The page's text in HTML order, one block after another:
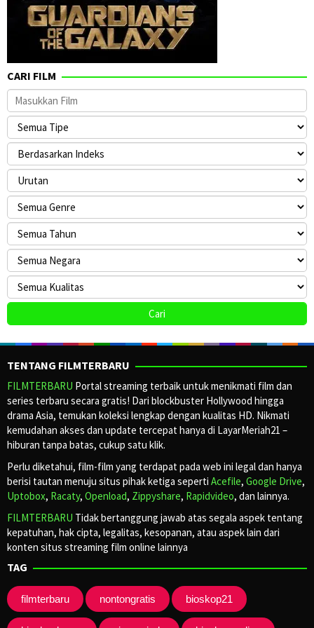
CARI FILM
TENTANG FILMTERBARU
FILMTERBARU Portal streaming terbaik untuk menikmati film dan
series terbaru secara gratis! Dari blockbuster Hollywood hingga
drama Asia, temukan koleksi lengkap dengan kualitas HD. Nikmati
kemudahan akses dan update tercepat hanya di LayarMeriah21 –
hiburan tanpa batas, cukup satu klik.
Perlu diketahui, film-film yang terdapat pada web ini legal dan hanya
berisi tautan menuju situs pihak ketiga seperti Acefile, Google Drive,
Uptobox, Racaty, Openload, Zippyshare, Rapidvideo, dan lainnya.
FILMTERBARU Tidak bertanggung jawab atas segala aspek tentang
kepatuhan, hak cipta, legalitas, kesopanan, atau aspek lain dari
konten situs streaming film online lainnya
TAG
filmterbaru nontongratis bioskop21